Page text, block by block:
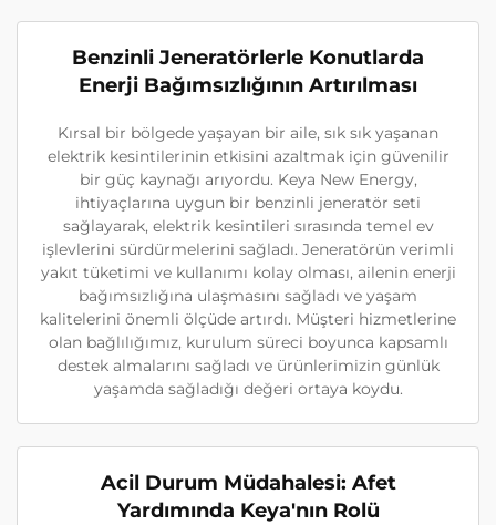
Benzinli Jeneratörlerle Konutlarda
Enerji Bağımsızlığının Artırılması
Kırsal bir bölgede yaşayan bir aile, sık sık yaşanan
elektrik kesintilerinin etkisini azaltmak için güvenilir
bir güç kaynağı arıyordu. Keya New Energy,
ihtiyaçlarına uygun bir benzinli jeneratör seti
sağlayarak, elektrik kesintileri sırasında temel ev
işlevlerini sürdürmelerini sağladı. Jeneratörün verimli
yakıt tüketimi ve kullanımı kolay olması, ailenin enerji
bağımsızlığına ulaşmasını sağladı ve yaşam
kalitelerini önemli ölçüde artırdı. Müşteri hizmetlerine
olan bağlılığımız, kurulum süreci boyunca kapsamlı
destek almalarını sağladı ve ürünlerimizin günlük
yaşamda sağladığı değeri ortaya koydu.
Acil Durum Müdahalesi: Afet
Yardımında Keya'nın Rolü